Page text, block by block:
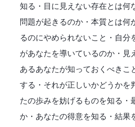
知る・目に見えない存在とは何
問題が起きるのか・本質とは何
るのにやめられないこと・自分
があなたを導いているのか・見
あるあなたが知っておくべきこ
する・それが正しいかどうかを
たの歩みを妨げるものを知る・
か・あなたの得意を知る・結果